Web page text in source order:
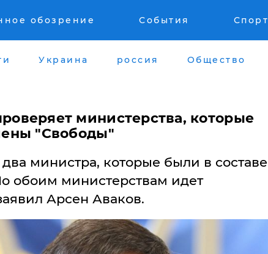
обозрение События Спорт
Украина россия Общество
министерства, которые
"Свободы"
министра, которые были в составе
обоим министерствам идет
Арсен Аваков.